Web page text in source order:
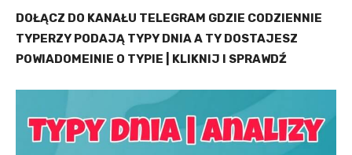
DOŁĄCZ DO KANAŁU TELEGRAM GDZIE CODZIENNIE
TYPERZY PODAJĄ TYPY DNIA A TY DOSTAJESZ
POWIADOMEINIE O TYPIE | KLIKNIJ I SPRAWDŹ